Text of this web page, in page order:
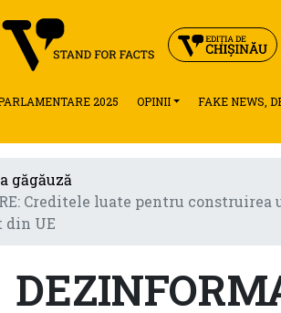
2025 OPINII FAKE NEWS,
găgăuză
Creditele luate pentru
din UE